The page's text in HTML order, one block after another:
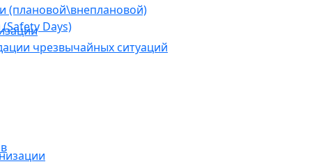
чрезвычайных ситуаций
(плановой\внеплановой)
Days)